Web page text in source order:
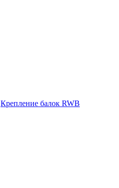
Крепление балок RWB